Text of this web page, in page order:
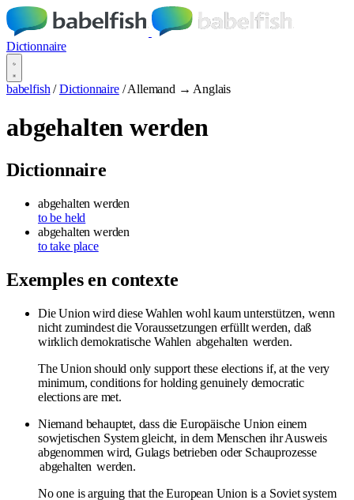
Dictionnaire
babelfish / Dictionnaire / Allemand → Anglais
abgehalten werden
Dictionnaire
abgehalten werden
to be held
abgehalten werden
to take place
Exemples en contexte
Die Union wird diese Wahlen wohl kaum unterstützen, wenn
nicht zumindest die Voraussetzungen erfüllt werden, daß
wirklich demokratische Wahlen abgehalten werden.
The Union should only support these elections if, at the very
minimum, conditions for holding genuinely democratic
elections are met.
Niemand behauptet, dass die Europäische Union einem
sowjetischen System gleicht, in dem Menschen ihr Ausweis
abgenommen wird, Gulags betrieben oder Schauprozesse
abgehalten werden.
No one is arguing that the European Union is a Soviet system